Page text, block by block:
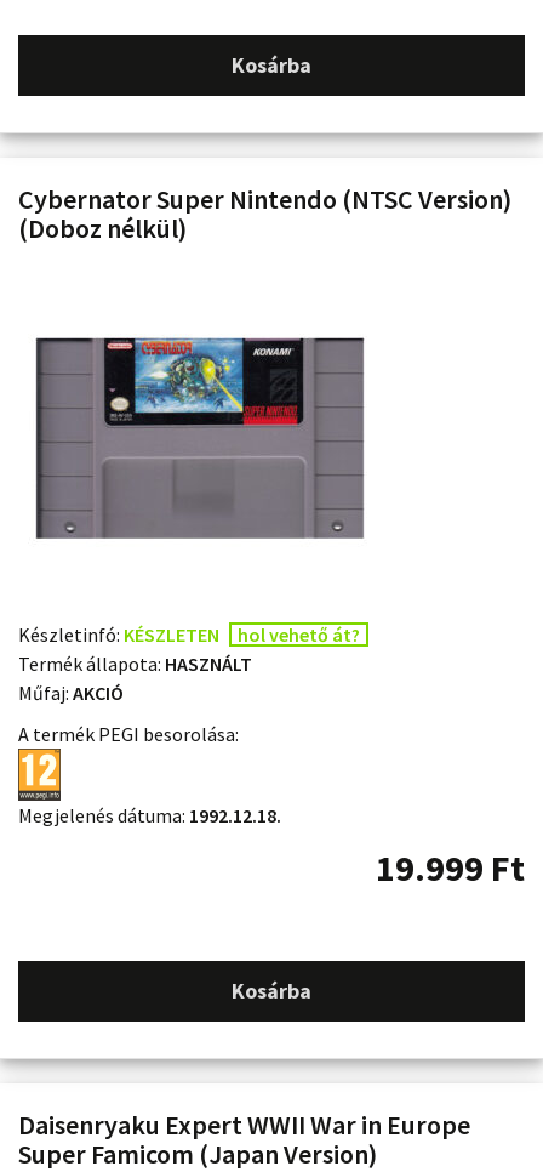
Kosárba
Cybernator Super Nintendo (NTSC Version)
(Doboz nélkül)
Készletinfó: KÉSZLETEN
hol vehető át?
Termék állapota: HASZNÁLT
Műfaj: AKCIÓ
A termék PEGI besorolása:
Megjelenés dátuma: 1992.12.18.
19.999 Ft
Kosárba
Daisenryaku Expert WWII War in Europe
Super Famicom (Japan Version)